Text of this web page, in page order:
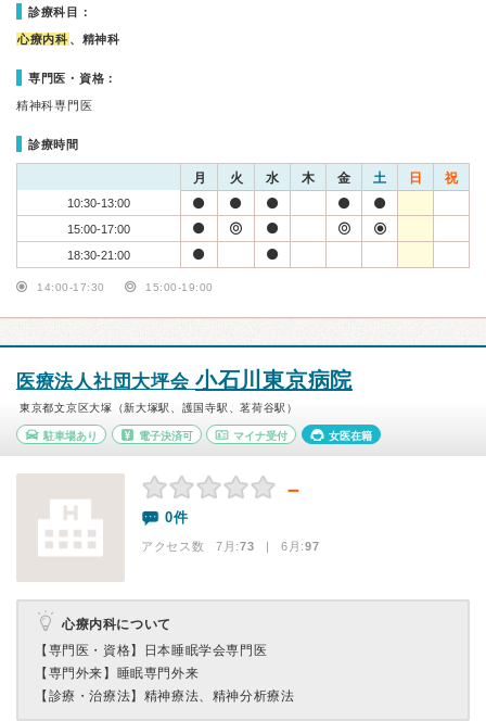
診療科目：
心療内科 、精神科
専門医・資格：
精神科専門医
診療時間
月 火 水 木 金 土 日 祝
10:30-13:00
15:00-17:00
18:30-21:00
14:00-17:30 15:00-19:00
医療法人社団大坪会 小石川東京病院
東京都文京区大塚（新大塚駅、護国寺駅、茗荷谷駅）
駐車場あり 電子決済可 マイナ受付 女医在籍
－
0件
アクセス数 7月:73 | 6月:97
心療内科について
【専門医・資格】
日本睡眠学会専門医
【専門外来】 睡眠専門外来
【診療・治療法】 精神療法、精神分析療法